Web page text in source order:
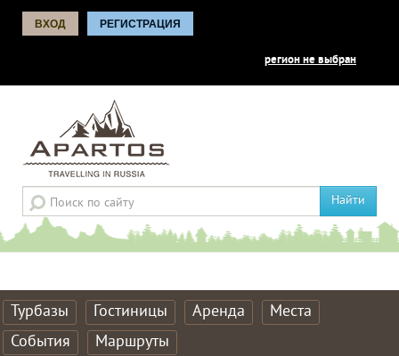
ВХОД РЕГИСТРАЦИЯ
регион не выбран
Найти
Турбазы Гостиницы Аренда
Места
События
Маршруты